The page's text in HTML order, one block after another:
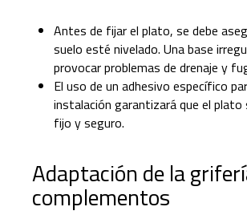
Antes de fijar el plato, se debe
suelo esté nivelado. Una base
provocar problemas de drenaje y
El uso de un adhesivo específico
instalación garantizará que el
fijo y seguro.
Adaptación de la
complementos